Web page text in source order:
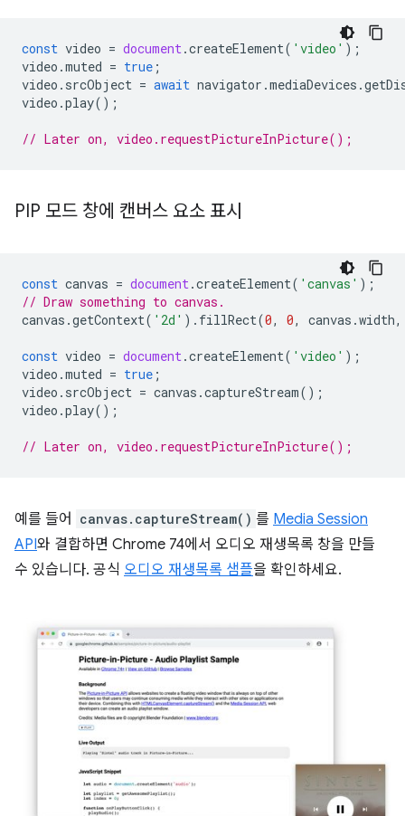
const video = document.createElement( 'video' );
video .muted = true ;
video . srcObject = await navigator .mediaDevices .
video .play();
// Later on, video.requestPictureInPicture();
PIP 모드 창에 캔버스 요소 표시
const canvas = document.createElement( 'canvas' );
// Draw something to canvas.
canvas .getContext( '2d' ). fillRect(0, 0, canvas .width,
const video = document.createElement( 'video' );
video .muted = true ;
video . srcObject = canvas .captureStream();
video .play();
// Later on, video.requestPictureInPicture();
예를 들어 canvas.captureStream() 를 Media Session
API와 결합하면 Chrome 74에서 오디오 재생목록 창을 만들
수 있습니다. 공식 오디오 재생목록 샘플을 확인하세요.